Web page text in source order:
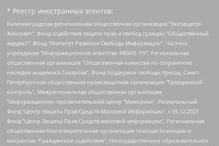
* Реестр иностранных агентов:
Калининградская региональная общественная организация "Экозащита!-Женсовет", Фонд содействия защите прав и свобод граждан "Общественный вердикт", Фонд "Институт Развития Свободы Информации", Частное учреждение "Информационное агентство МЕМО. РУ", Региональная общественная организация "Общественная комиссия по сохранению наследия академика Сахарова", Фонд поддержки свободы прессы, Санкт-Петербургская общественная правозащитная организация "Гражданский контроль", Межрегиональная общественная организация "Информационно-просветительский центр "Мемориал", Региональный Фонд "Центр Защиты Прав Средств Массовой Информации", с 05.12.2023 Фонд "Центр Защиты Прав Средств массовой информации", Региональная общественная благотворительная организация помощи беженцам и мигрантам "Гражданское содействие", Негосударственное образовательное учреждение дополнительного профессионального образования (повышение квалификации) специалистов "АКАДЕМИЯ ПО ПРАВАМ ЧЕЛОВЕКА", Свердловская региональная общественная организация "Сутяжник", Автономная некоммерческая организация "Центр независимых социологических исследований", Союз общественных объединений "Российский исследовательский центр по правам человека", Региональное общественное учреждение научно-информационный центр "МЕМОРИАЛ", Некоммерческая организация "Фонд защиты гласности", Автономная некоммерческая организация "Институт прав человека", Городская общественная организация "Екатеринбургское общество "МЕМОРИАЛ", Городская общественная организация "Рязанское историко-просветительское и правозащитное общество "Мемориал" (Рязанский Мемориал), Челябинский региональный орган общественной самодеятельности – женское общественное объединение "Женщины Евразии", Челябинский региональный орган общественной самодеятельности "Уральская правозащитная группа", Фонд содействия защите здоровья и социальной справедливости имени Андрея Рылькова, Автономная Некоммерческая Организация "Аналитический Центр Юрия Левады", Автономная некоммерческая организация социальной поддержки населения "Проект Апрель", Региональная общественная организация помощи женщинам и детям, находящимся в кризисной ситуации "Информационно-методический центр "Анна", Фонд содействия развитию массовых коммуникаций и правовому просвещению "Так-так-Так", Фонд содействия устойчивому развитию "Серебряная тайга", Свердловский региональный общественный фонд социальных проектов "Новое время", "Idel.Реалии", Кавказ.Реалии, Крым.Реалии, Телеканал Настоящее Время, Татаро-башкирская служба Радио Свобода (Azatliq Radiosi), Радио Свободная Европа/Радио Свобода (PCE/PC), "Сибирь.Реалии", "Фактограф", Благотворительный фонд помощи осужденным и их семьям, Автономная некоммерческая организация "Институт глобализации и социальных движений", Фонд "В защиту прав заключенных", Частное учреждение "Центр поддержки и содействия развитию средств массовой информации", Пензенский региональный общественный благотворительный фонд "Гражданский союз", "Север.Реалии", Некоммерческая организация Фонд "Правовая инициатива", Общество с ограниченной ответственностью "Радио Свободная Европа/Радио Свобода", Чешское информационное агентство "MEDIUM-ORIENT", Красноярская региональная общественная организация "Мы против СПИДа", Камалягин Денис Николаевич, Маркелов Сергей Евгеньевич, Пономарев Лев Александрович, Савицкая Людмила Алексеевна, Автономная некоммерческая организация "Центр по работе с проблемой насилия "НАСИЛИЮ.НЕТ", Межрегиональный профессиональный союз работников здравоохранения "Альянс врачей", Юридическое лицо, зарегистрированное в Латвийской Республике, SIA "Medusa Project" (регистрационный номер 40103797863, дата регистрации 10.06.2014), Некоммерческая организация "Фонд по борьбе с коррупцией", Автономная некоммерческая организация "Институт права и публичной политики", Баданин Роман Сергеевич, Гликин Максим Александрович, Железнова Мария Михайловна, Лукьянова Юлия Сергеевна, Маетная Елизавета Витальевна, Маняхин Петр Борисович, Чуракова Ольга Владимировна, Ярош Юлия Петровна, Юридическое лицо "The Insider SIA", зарегистрированное в Риге, Латвийская Республика (дата регистрации 26.06.2015), являющееся администратором доменного имени интернет-издания "The Insider SIA", https://theins.ru, Постернак Алексей Евгеньевич, Рубин Михаил Аркадьевич, Анин Роман Александрович, Юридическое лицо Istories fonds, зарегистрированное в Латвийской Республике (регистрационный номер 50008295751, дата регистрации 24.02.2020), Великовский Дмитрий Александрович, Долинина Ирина Николаевна, Мароховская Алеся Алексеевна, Шлейнов Роман Юрьевич, Шмагун Олеся Валентиновна, Общество с ограниченной ответственностью "Альтаир 2021", Общество с ограниченной ответственностью "Вега 2021", Общество с ограниченной ответственностью "Главный редактор 2021", Общество с ограниченной ответственностью "Ромашки монолит", Важенков Артем Валерьевич, Ивановская областная общественная организация "Центр гендерных исследований", Гурман Юрий Альбертович, Медиапроект "ОВД-Инфо", Егоров Владимир Владимирович, Жилинский Владимир Александрович, Общество с ограниченной ответственностью "ЗП", Иванова София Юрьевна, Карезина Инна Павловна, Кильтау Екатерина Викторовна, Петров Алексей Викторович, Пискунов Сергей Евгеньевич, Смирнов Сергей Сергеевич, Тихонов Михаил Сергеевич, Общество с ограниченной ответственностью "ЖУРНАЛИСТ-ИНОСТРАННЫЙ АГЕНТ", Арапова Галина Юрьевна, Вольтская Татьяна Анатольевна, Американская компания "Mason G.E.S. Anonymous Foundation" (США), являющаяся владельцем интернет-издания https://mnews.world/, Компания "Stichting Bellingcat", зарегистрированная в Нидерландах (дата регистрации 11.07.2018), Захаров Андрей Вячеславович, Клепиковская Екатерина Дмитриевна, Общество с ограниченной ответственностью "МЕМО", Перл Роман Александрович, Симонов Евгений Алексеевич, Соловьева Елена Анатольевна, Сотников Даниил Владимирович, Сурначева Елизавета Дмитриевна, Автономная некоммерческая организация по защите прав человека и информированию населения "Якутия – Наше Мнение", Общество с ограниченной ответственностью "Москоу диджитал медиа", с 26.01.2023 Общество с ограниченной ответственностью "Чайка Белые сады", Ветошкина Валерия Валерьевна, Заговора Максим Александрович, Межрегиональное общественное движение "Российская ЛГБТ - сеть", Оленичев Максим Владимирович, Павлов Иван Юрьевич, Скворцова Елена Сергеевна, Общество с ограниченной ответственностью "Как бы инагент", Кочетков Игорь Викторович, Общество с ограниченной ответственностью "Честные выборы", Еланчик Олег Александрович, Общество с ограниченной ответственностью "Нобелевский призыв", Гималова Регина Эмилевна, Григорьев Андрей Валерьевич, Григорьева Алина Александровна, Ассоциация по содействию защите прав призывников, альтернативнослужащих и военнослужащих "Правозащитная группа "Гражданин.Армия.Право", Хисамова Регина Фаритовна, Автономная некоммерческая организация по реализации социально-правовых программ "Лилит", Дальневосточное общественное движение "Маяк", Санкт-Петербургская ЛГБТ-инициативная группа "Выход", Инициативная группа ЛГБТ+ "Реверс", Алексеев Андрей Викторович, Бекбулатова Таисия Львовна, Беляев Иван Михайлович, Владыкина Елена Сергеевна, Гельман Марат Александрович, Никульшина Вероника Юрьевна, Толоконникова Надежда Андреевна, Шендерович Виктор Анатольевич, Общество с ограниченной ответственностью "Данное сообщение", Общество с ограниченной ответственностью Издательский дом "Новая глава", Айнбиндер Александра Александровна, Московский комьюнити-центр для ЛГБТ+инициатив, Благотворительный фонд развития филантропии, Deutsche Welle (Германия, Kurt-Schumacher-Strasse 3, 53113 Bonn), Борзунова Мария Михайловна, Воробьев Виктор Викторович, Голубева Анна Львовна, Константинова Алла Михайловна, Малкова Ирина Владимировна, Мурадов Мурад Абдулгалимович, Осетинская Елизавета Николаевна, Понасенков Евгений Николаевич, Ганапольский Матвей Юрьевич, Киселев Евгений Алексеевич, Борухович Ирина Григорьевна, Дремин Иван Тимофеевич, Дубровский Дмитрий Викторович, Красноярская региональная общественная организация поддержки и развития альтернативных образовательных технологий и межкультурных коммуникаций "ИНТЕРРА", Маяковская Екатерина Алексеевна, Фейгин Марк Захарович, Филимонов Андрей Викторович, Дзугкоева Регина Николаевна, Доброхотов Роман Александрович, Дудь Юрий Александрович, Елкин Сергей Владимирович, Кругликов Кирилл Игоревич, Сабунаева Мария Леонидовна, Семенов Алексей Владимирович, Шаинян Карен Багратович, Шульман Екатерина Михайловна, Асафьев Артур Валерьевич, Вахштайн Виктор Семенович, Венедиктов Алексей Алексеевич, Лушникова Екатерина Евгеньевна, Волков Леонид Михайлович, Невзоров Александр Глебович, Пархоменко Сергей Борисович, Сироткин Ярослав Николаевич, Кара-Мурза Владимир Владимирович, Баранова Наталья Владимировна, Гозман Леонид Яковлевич, Кагарлицкий Борис Юльевич, Климарев Михаил Валерьевич, Милов Владимир Станиславович, Автономная некоммерческая организация Краснодарский центр современного искусства "Типография", Моргенштерн Алишер Тагирович, Соболь Любовь Эдуардовна, Общество с ограниченной ответственностью "ЛИЗА НОРМ", Каспаров Гарри Кимович, Ходорковский Михаил Борисович, Общество с ограниченной ответственностью "Апрельские тезисы", Данилович Ирина Брониславовна, Кашин Олег Владимирович, Петров Николай Владимирович, Пивоваров Алексей Владимирович, Соколов Михаил Владимирович, Цветкова Юлия Владимировна, Чичваркин Евгений Александрович, Комитет против пыток/Команда против пыток, Общество с ограниченной ответственностью "Первый научный", Общество с ограниченной ответственностью "Вертолет и ко", Белоцерковская Вероника Борисовна, Кац Максим Евгеньевич, Лазарева Татьяна Юрьевна, Шаведдинов Руслан Табризович, Яшин Илья Валерьевич, Общество с ограниченной ответственностью "Иноагент ААВ", Алешковский Дмитрий Петрович, Альбац Евгения Марковна, Быков Дмитрий Львович, Галямина Юлия Евгеньевна, Лойко Сергей Леонидович, Мартынов Кирилл Константинович, Медведев Сергей Александрович, Крашенинников Федор Геннадиевич, Гордеева Катерина Вл